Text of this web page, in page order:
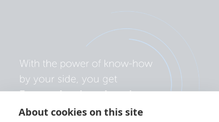
About cookies on this site